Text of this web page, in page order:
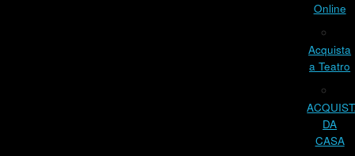
Online
Acquista
a Teatro
DA
CASA